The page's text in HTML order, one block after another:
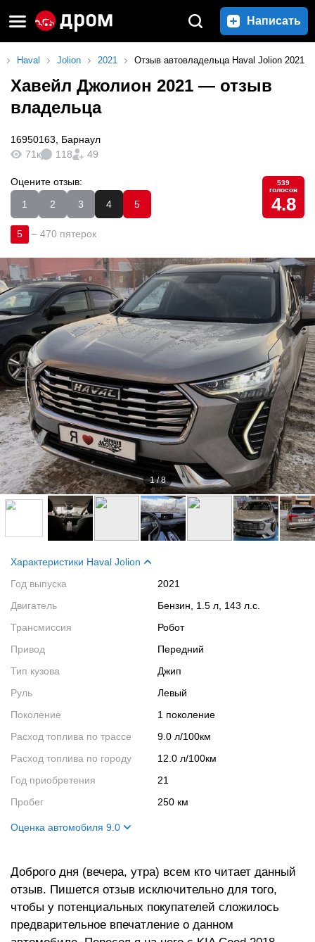
Написать
Haval Jolion 2021 Отзыв автовладельца Haval Jolion 2021
Хавейл Джолион 2021 — отзыв
владельца
16950163
Барнаул
71к
118 49
Оцените отзыв:
1
2 3 4 5
539
голосов
4.8
5 – 470 пятерок
1/8
Характеристики Haval Jolion
Год выпуска
2021
Двигатель
Бензин, 1.5 л, 143 л.с.
Трансмиссия
Робот
Привод
Передний
Тип кузова
Джип
Руль
Левый
Поколение
1 поколение
Расход топлива по трассе
9.0 л/100км
Расход топлива по городу
12.0 л/100км
Год приобретения
21
Пробег
250 км
Оценка автомобиля 9.0
Салон
9
Двигатель
9
Ходовые качества
8
Доброго дня (вечера, утра) всем кто читает данный
отзыв. Пишется отзыв исключительно для того,
чтобы у потенциальных покупателей сложилось
предварительное впечатление о данном